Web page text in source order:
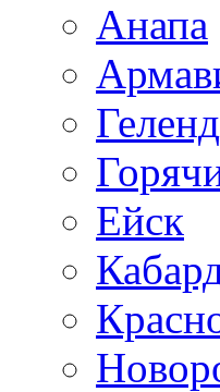
Анапа
Ейск